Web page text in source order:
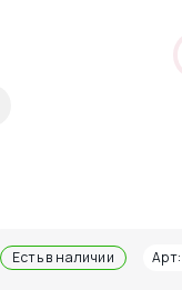
Есть в наличии Арт: